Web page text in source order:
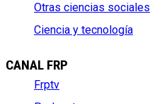
Otras ciencias sociales
Ciencia y tecnología
CANAL FRP
Frptv